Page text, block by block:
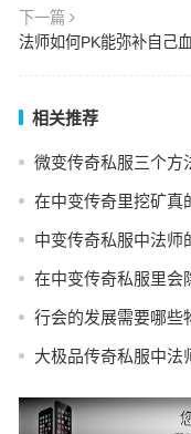
下一篇
法师如何PK能弥补自己
相关推荐
微变传奇私服三个方
在中变传奇里挖矿真
中变传奇私服中法师
在中变传奇私服里会
行会的发展需要哪些
大极品传奇私服中法